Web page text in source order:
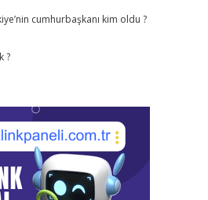
cumhurbaşkanı kim oldu ?
?